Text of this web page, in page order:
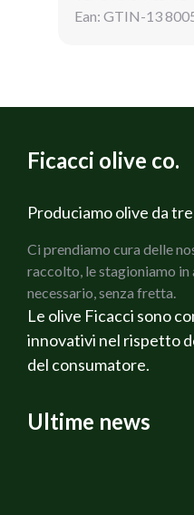
Ean: GTIN-13
Ficacci olive co.
Produciamo olive da
Ci prendiamo cura delle
raccolto, le stagioniamo in
necessario, senza fretta.
Le olive Ficacci sono
innovativi nel rispetto
del consumatore.
Ultime news